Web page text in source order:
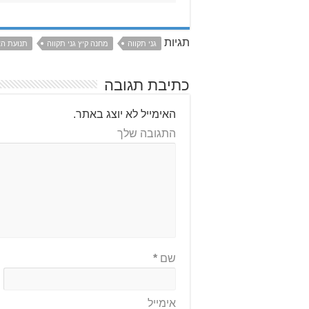
תגיות גני תקווה מחנה קיץ גני תקווה תנועת
כתיבת תגובה
האימייל לא יוצג באתר.
התגובה שלך
שם*
אימייל